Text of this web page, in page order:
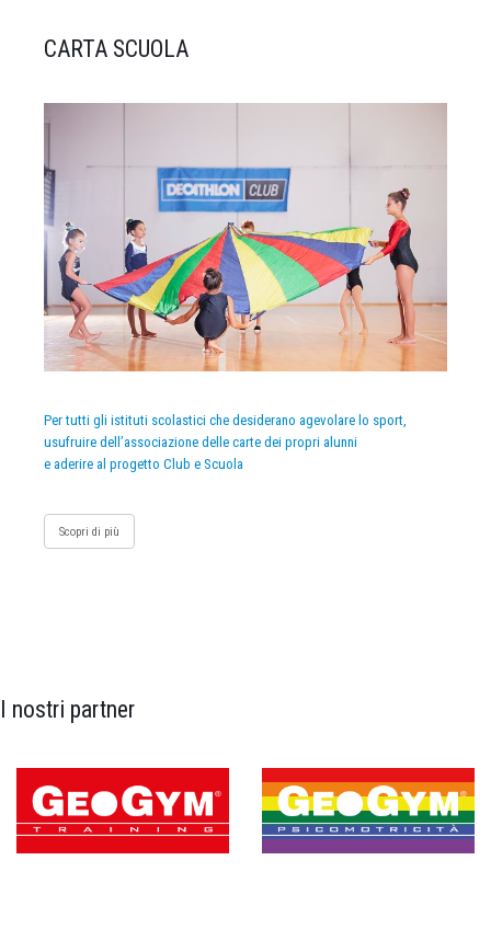
CARTA SCUOLA
Per tutti gli istituti scolastici che desiderano agevolare lo sport,
usufruire dell’associazione delle carte dei propri alunni
e aderire al progetto Club e Scuola
Scopri di più
I nostri partner